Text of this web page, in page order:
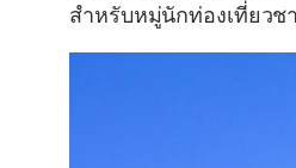
สำหรับหมู่นักท่องเที่ยวช